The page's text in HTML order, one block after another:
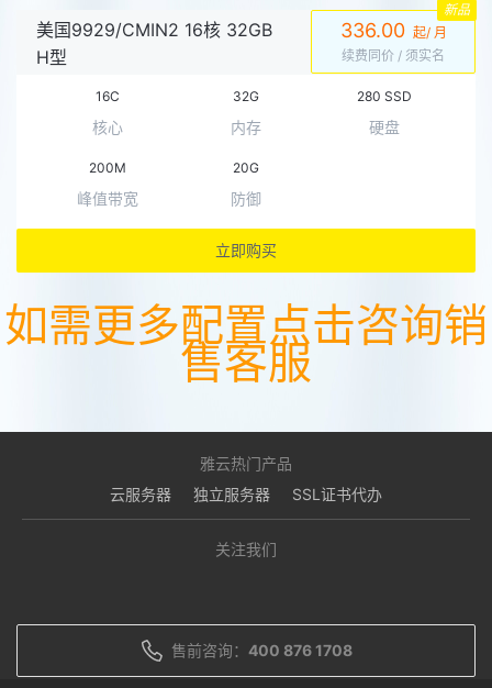
美国9929/CMIN2 16核 32GB
H型
16C
核心
32G
内存
280 SSD
硬盘
200M
峰值带宽
20G
防御
336.00 起/ 月
续费同价 / 须实名
新品
立即购买
如需更多配置点击咨询销
售客服
雅云热门产品
云服务器
独立服务器 SSL证书代办
关注我们
售前咨询： 400 876 1708